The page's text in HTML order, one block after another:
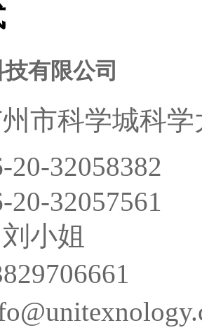
有限公司
市科学城科
20-32058382
20-32057561
小姐